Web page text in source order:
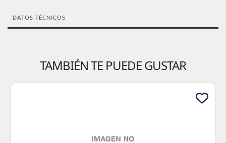
DATOS TÉCNICOS
TAMBIÉN TE PUEDE GUSTAR